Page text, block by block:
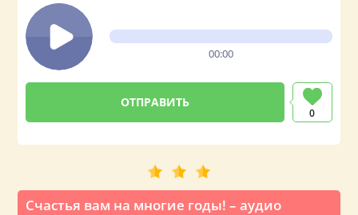
00:00
0
Счастья вам на многие годы! – аудио